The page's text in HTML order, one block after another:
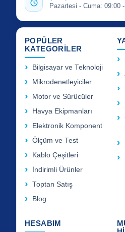
Pazartesi - Cuma: 09:00
POPÜLER
KATEGORİLER
Bilgisayar ve Teknoloji
Mikrodenetleyiciler
Motor ve Sürücüler
Havya Ekipmanları
Elektronik Komponent
Ölçüm ve Test
Kablo Çeşitleri
İndirimli Ürünler
Toptan Satış
Blog
HESABIM